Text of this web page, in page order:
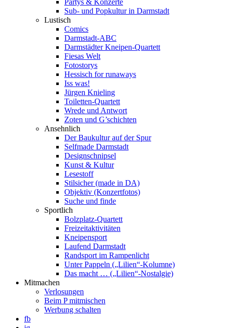
Partys & Konzerte
Sub- und Popkultur in Darmstadt
Lustisch
Comics
Darmstadt-ABC
Darmstädter Kneipen-Quartett
Fiesas Welt
Fotostorys
Hessisch for runaways
Iss was!
Jürgen Knieling
Toiletten-Quartett
Wrede und Antwort
Zoten und G’schichten
Ansehnlich
Der Baukultur auf der Spur
Selfmade Darmstadt
Designschnipsel
Kunst & Kultur
Lesestoff
Stilsicher (made in DA)
Objektiv (Konzertfotos)
Suche und finde
Sportlich
Bolzplatz-Quartett
Freizeitaktivitäten
Kneipensport
Laufend Darmstadt
Randsport im Rampenlicht
Unter Pappeln („Lilien“-Kolumne)
Das macht … („Lilien“-Nostalgie)
Mitmachen
Verlosungen
Beim P mitmischen
Werbung schalten
fb